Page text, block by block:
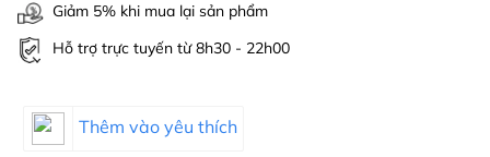
Giảm 5% khi mua lại sản phẩm
Hỗ trợ trực tuyến từ 8h30 - 22h00
Thêm vào yêu thích